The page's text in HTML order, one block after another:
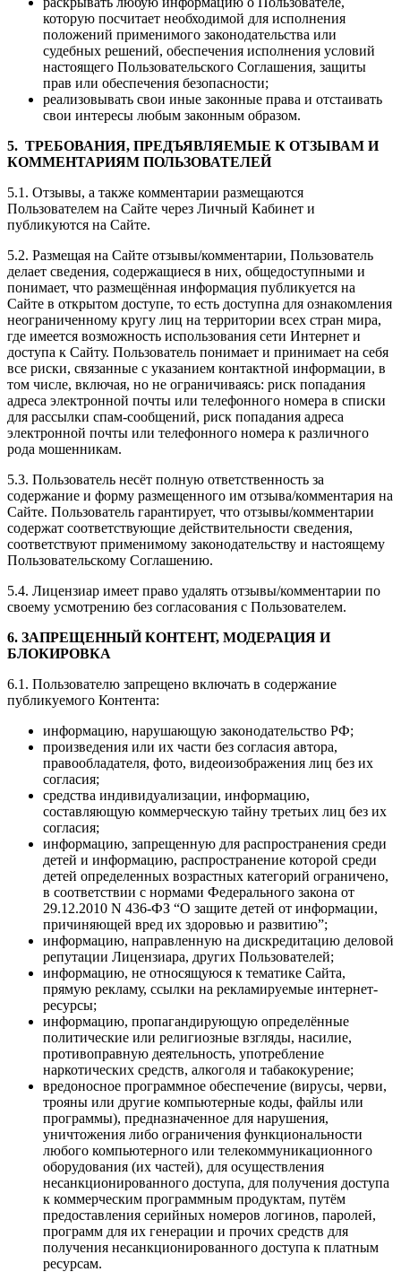
которую посчитает необходимой для исполнения
положений применимого законодательства или
судебных решений, обеспечения исполнения условий
настоящего Пользовательского Соглашения, защиты
прав или обеспечения безопасности;
реализовывать свои иные законные права и отстаивать
свои интересы любым законным образом.
5. ТРЕБОВАНИЯ, ПРЕДЪЯВЛЯЕМЫЕ К ОТЗЫВАМ И
КОММЕНТАРИЯМ ПОЛЬЗОВАТЕЛЕЙ
5.1. Отзывы, а также комментарии размещаются
Пользователем на Сайте через Личный Кабинет и
публикуются на Сайте.
5.2. Размещая на Сайте отзывы/комментарии, Пользователь
делает сведения, содержащиеся в них, общедоступными и
понимает, что размещённая информация публикуется на
Сайте в открытом доступе, то есть доступна для ознакомления
неограниченному кругу лиц на территории всех стран мира,
где имеется возможность использования сети Интернет и
доступа к Сайту. Пользователь понимает и принимает на себя
все риски, связанные с указанием контактной информации, в
том числе, включая, но не ограничиваясь: риск попадания
адреса электронной почты или телефонного номера в списки
для рассылки спам-сообщений, риск попадания адреса
электронной почты или телефонного номера к различного
рода мошенникам.
5.3. Пользователь несёт полную ответственность за
содержание и форму размещенного им отзыва/комментария на
Сайте. Пользователь гарантирует, что отзывы/комментарии
содержат соответствующие действительности сведения,
соответствуют применимому законодательству и настоящему
Пользовательскому Соглашению.
5.4. Лицензиар имеет право удалять отзывы/комментарии по
своему усмотрению без согласования с Пользователем.
6. ЗАПРЕЩЕННЫЙ КОНТЕНТ, МОДЕРАЦИЯ И
БЛОКИРОВКА
6.1. Пользователю запрещено включать в содержание
публикуемого Контента:
информацию, нарушающую законодательство РФ;
произведения или их части без согласия автора,
правообладателя, фото, видеоизображения лиц без их
согласия;
средства индивидуализации, информацию,
составляющую коммерческую тайну третьих лиц без их
согласия;
информацию, запрещенную для распространения среди
детей и информацию, распространение которой среди
детей определенных возрастных категорий ограничено,
в соответствии с нормами Федерального закона от
29.12.2010 N 436-ФЗ “О защите детей от информации,
причиняющей вред их здоровью и развитию”;
информацию, направленную на дискредитацию деловой
репутации Лицензиара, других Пользователей;
информацию, не относящуюся к тематике Сайта,
прямую рекламу, ссылки на рекламируемые интернет-
ресурсы;
информацию, пропагандирующую определённые
политические или религиозные взгляды, насилие,
противоправную деятельность, употребление
наркотических средств, алкоголя и табакокурение;
вредоносное программное обеспечение (вирусы, черви,
трояны или другие компьютерные коды, файлы или
программы), предназначенное для нарушения,
уничтожения либо ограничения функциональности
любого компьютерного или телекоммуникационного
оборудования (их частей), для осуществления
несанкционированного доступа, для получения доступа
к коммерческим программным продуктам, путём
предоставления серийных номеров логинов, паролей,
программ для их генерации и прочих средств для
получения несанкционированного доступа к платным
ресурсам.